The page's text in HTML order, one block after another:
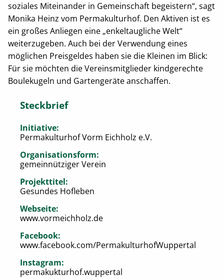
soziales Miteinander in Gemeinschaft begeistern“, sagt
Monika Heinz vom Permakulturhof. Den Aktiven ist es
ein großes Anliegen eine „enkeltaugliche Welt“
weiterzugeben. Auch bei der Verwendung eines
möglichen Preisgeldes haben sie die Kleinen im Blick:
Für sie möchten die Vereinsmitglieder kindgerechte
Boulekugeln und Gartengeräte anschaffen.
Steckbrief
Initiative:
Permakulturhof Vorm Eichholz e.V.
Organisationsform:
gemeinnütziger Verein
Projekttitel:
Gesundes Hofleben
Webseite:
www.vormeichholz.de
Facebook:
www.facebook.com/PermakulturhofWuppertal
Instagram:
permakukturhof.wuppertal